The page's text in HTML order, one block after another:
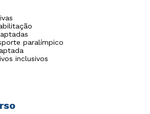
paralímpico
inclusivos
educação física adaptada